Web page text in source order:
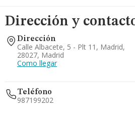
Dirección y
Dirección
Calle Albacete, 5 - Plt 11, Madrid,
28027, Madrid
Como llegar
Teléfono
987199202